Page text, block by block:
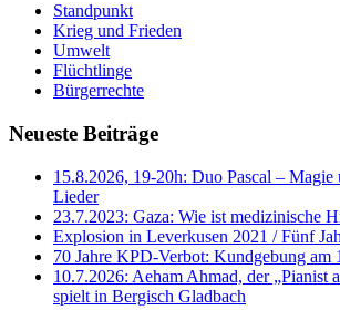
Standpunkt
Krieg und Frieden
Umwelt
Flüchtlinge
Bürgerrechte
Neueste Beiträge
15.8.2026, 19-20h: Duo Pascal – Magie
Lieder
23.7.2023: Gaza: Wie ist medizinische
Explosion in Leverkusen 2021 / Fünf
70 Jahre KPD‑Verbot: Kundgebung am
10.7.2026: Aeham Ahmad, der „Pianist
spielt in Bergisch Gladbach